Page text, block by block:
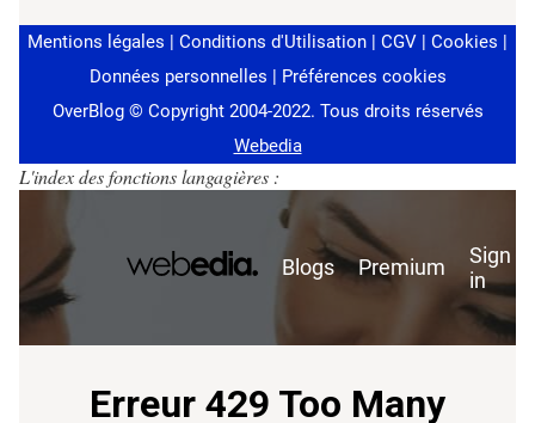
L'index des fonctions langagières :